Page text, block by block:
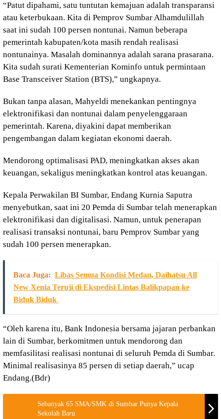
“Patut dipahami, satu tuntutan kemajuan adalah transparansi
atau keterbukaan. Kita di Pemprov Sumbar Alhamdulillah
saat ini sudah 100 persen nontunai. Namun beberapa
pemerintah kabupaten/kota masih rendah realisasi
nontunainya. Masalah dominannya adalah sarana prasarana.
Kita sudah surati Kementerian Kominfo untuk permintaan
Base Transceiver Station (BTS),” ungkapnya.
Bukan tanpa alasan, Mahyeldi menekankan pentingnya
elektronifikasi dan nontunai dalam penyelenggaraan
pemerintah. Karena, diyakini dapat memberikan
pengembangan dalam kegiatan ekonomi daerah.
Mendorong optimalisasi PAD, meningkatkan akses akan
keuangan, sekaligus meningkatkan kontrol atas keuangan.
Kepala Perwakilan BI Sumbar, Endang Kurnia Saputra
menyebutkan, saat ini 20 Pemda di Sumbar telah menerapkan
elektronifikasi dan digitalisasi. Namun, untuk penerapan
realisasi transaksi nontunai, baru Pemprov Sumbar yang
sudah 100 persen menerapkan.
Baca Juga: Libas Semua Kondisi Medan, Daihatsu All
New Xenia Teruji di Ekspedisi Lintas Balikpapan ke
Biduk Biduk
“Oleh karena itu, Bank Indonesia bersama jajaran perbankan
lain di Sumbar, berkomitmen untuk mendorong dan
memfasilitasi realisasi nontunai di seluruh Pemda di Sumbar.
Minimal realisasinya 85 persen di setiap daerah,” ucap
Endang.(Bdr)
Sebanyak 65 SMA/SMK di Sumbar Punya Kepala
Sekolah Baru